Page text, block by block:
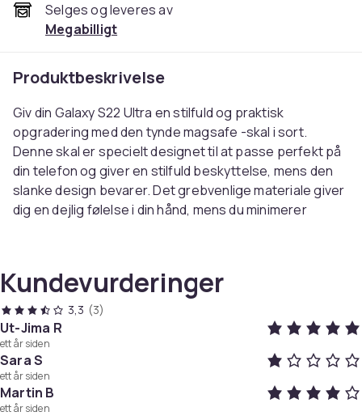
Selges og leveres av
Megabilligt
Produktbeskrivelse
Giv din Galaxy S22 Ultra en stilfuld og praktisk
opgradering med den tynde magsafe -skal i sort.
Denne skal er specielt designet til at passe perfekt på
din telefon og giver en stilfuld beskyttelse, mens den
slanke design bevarer. Det grebvenlige materiale giver
dig en dejlig følelse i din hånd, mens du minimerer
hvilket gør Det er behageligt og let at bruge. Brug
denne mobile shell sammen med magnetiske mobile
indehavere, trådløse opladere, knapper og
stikkontakter, bilindehavere, kortholdere til
mobiltelefon og meget mere.
Farve: sort
Kundevurderinger
3,3 (3)
Ut-Jima R
ett år siden
Sara S
ett år siden
Martin B
ett år siden